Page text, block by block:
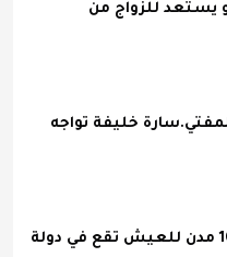
يستعد للزواج من
خليفة تواجه
8 من أصل أغلى 10 مدن للعيش تقع في دولة